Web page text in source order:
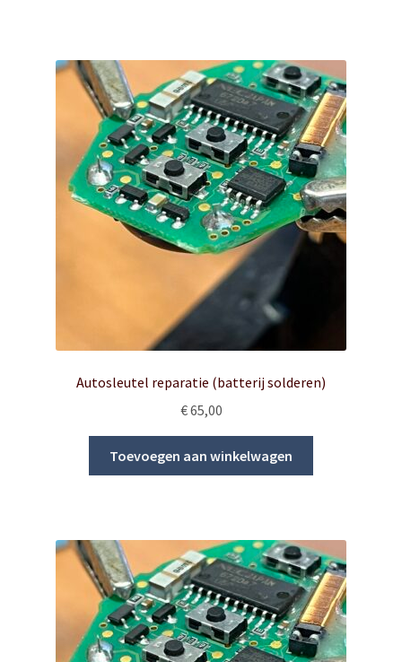
Autosleutel reparatie (batterij solderen)
€65,00
Toevoegen aan winkelwagen